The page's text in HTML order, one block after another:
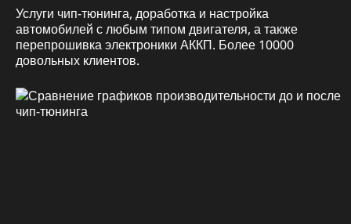
Услуги чип-тюнинга, доработка и настройка
автомобилей с любым типом двигателя, а также
перепрошивка электроники АККП. Более 10000
довольных клиентов.